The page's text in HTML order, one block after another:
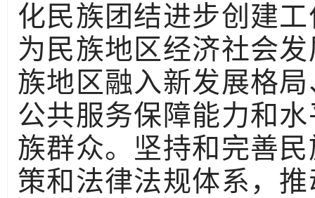
化民族团结进步创建
为民族地区经济社会
族地区融入新发展格
公共服务保障能力和
族群众。坚持和完善
策和法律法规体系，